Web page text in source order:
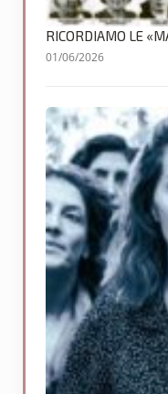
RICORDIAMO LE
01/06/2026